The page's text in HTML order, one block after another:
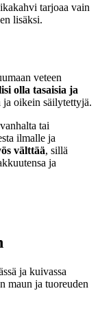
tarjoaa vain
lisäksi.
veteen
olla tasaisia ja
ja oikein säilytettyjä.
tai
ilmalle ja
välttää, sillä
ja
ja kuivassa
maun ja tuoreuden